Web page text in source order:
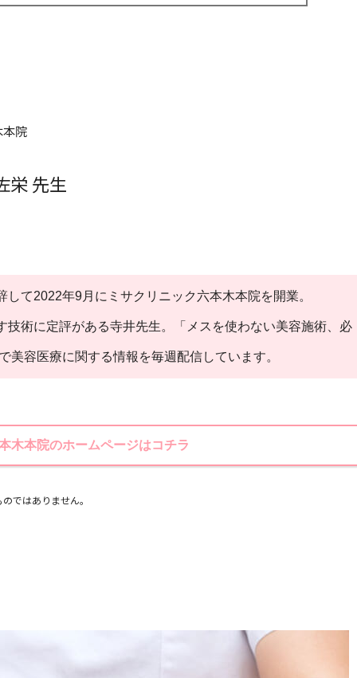
院
先生
て2022年9月にミサクリニック六本木本院を開業。
術に定評がある寺井先生。「メスを使わない美容施術、必
容医療に関する情報を毎週配信しています。
木本院のホームページはコチラ
ではありません。